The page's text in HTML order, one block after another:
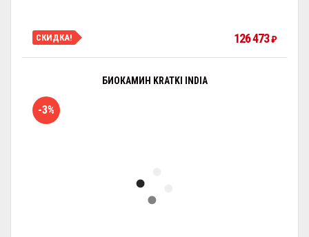
СКИДКА! 126 473₽
БИОКАМИН KRATKI INDIA
-3%